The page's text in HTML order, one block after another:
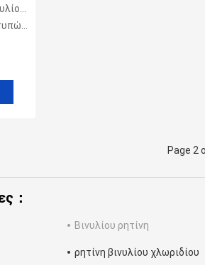
ναυτικό, λάκ
Page 2
：
Βινυλίου ρητίνη
ρητίνη βινυλίου χλωριδίου